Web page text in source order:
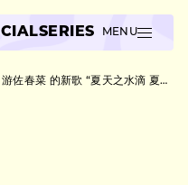
SERIES MENU
游佐春菜 的新歌 “夏天之水滴 夏の雫” 将于 7 月 19 日发行，这首歌把 Strip Joint 的 “Liquid”改编日语歌词。